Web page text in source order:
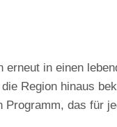
in einen
Region hinaus
das für